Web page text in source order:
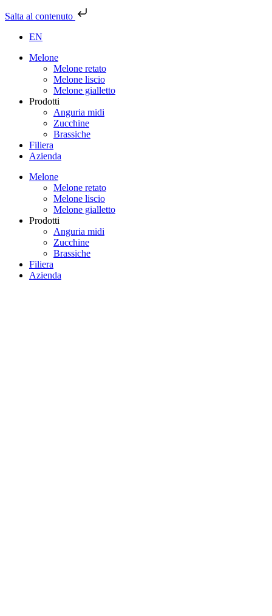
Salta al contenuto
EN
Melone
Melone retato
Melone liscio
Melone gialletto
Prodotti
Anguria midi
Zucchine
Brassiche
Filiera
Azienda
Melone
Melone retato
Melone liscio
Melone gialletto
Prodotti
Anguria midi
Zucchine
Brassiche
Filiera
Azienda